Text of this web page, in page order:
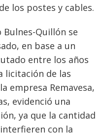
los postes y cables.
Quillón se
en base a un
entre los años
licitación de las
empresa Remavesa,
evidenció una
ya que la cantidad
con la